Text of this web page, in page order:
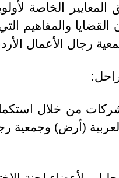
المعايير الخاصة
والمفاهيم التي
رجال الأعمال
من خلال
(أرض) وجمعية